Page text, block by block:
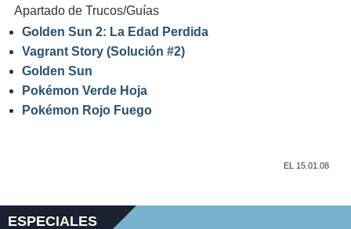
Apartado de Trucos/Guías
Golden Sun 2: La Edad Perdida
Vagrant Story (Solución #2)
Golden Sun
Pokémon Verde Hoja
Pokémon Rojo Fuego
EL 15.01.08
ESPECIALES